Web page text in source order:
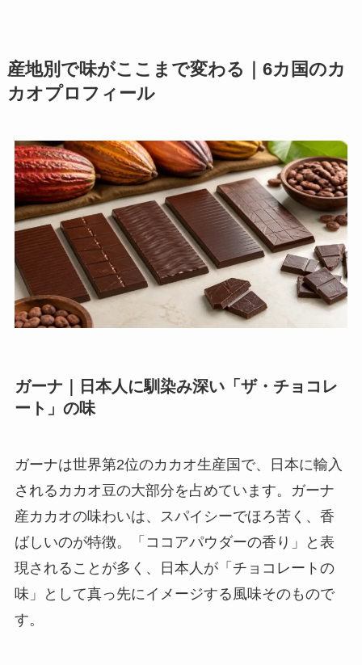
産地別で味がここまで変わる｜6カ国のカ
カオプロフィール
ガーナ｜日本人に馴染み深い「ザ・チョコレ
ート」の味
ガーナは世界第2位のカカオ生産国で、日本に輸入
されるカカオ豆の大部分を占めています。ガーナ
産カカオの味わいは、スパイシーでほろ苦く、香
ばしいのが特徴。「ココアパウダーの香り」と表
現されることが多く、日本人が「チョコレートの
味」として真っ先にイメージする風味そのもので
す。